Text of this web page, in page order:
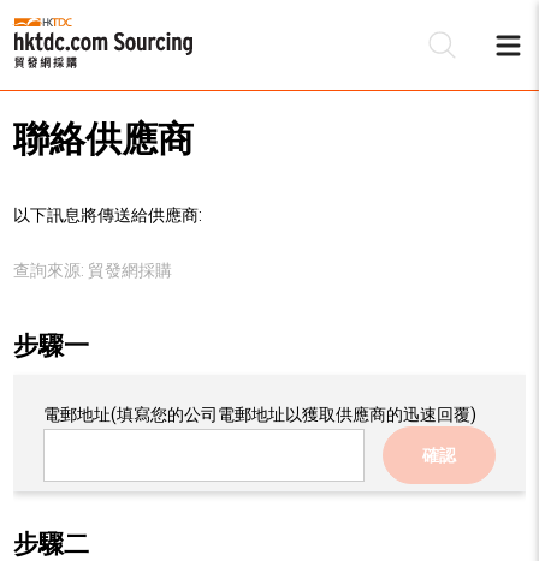
聯絡供應商
以下訊息將傳送給供應商:
查詢來源: 貿發網採購
步驟一
電郵地址(填寫您的公司電郵地址以獲取供應商的迅速回覆)
確認
步驟二